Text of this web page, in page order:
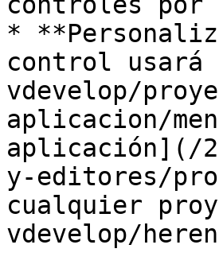
*
control usará
vdevelop/
aplicacion/
aplicación](/
y-editores/
cualquier
vdevelop/